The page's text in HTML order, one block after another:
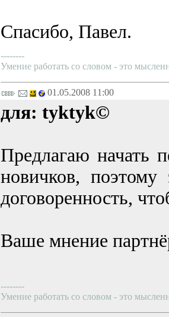
Спасибо, Павел.
--------
Умение работать со словом - это
01.05.2008 11:00
для: tyktyk©
Предлагаю начать
новичков,
договоренность,
Ваше мнение
--------
Умение работать со словом - это